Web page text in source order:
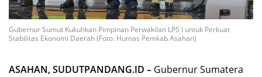
Gubernur Sumut Kukuhkan Pimpinan Perwakilan LPS I untuk Perkuat
Stabilitas Ekonomi Daerah (Foto: Humas Pemkab Asahan)
ASAHAN, SUDUTPANDANG.ID – Gubernur Sumatera